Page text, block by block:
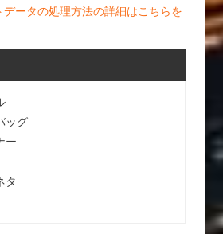
データの処理方法の詳細はこちらを
ッグ
ー
タ